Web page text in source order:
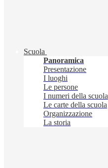
Scuola
Panoramica
Presentazione
I luoghi
Le persone
I numeri della scuola
Le carte della scuola
Organizzazione
La storia